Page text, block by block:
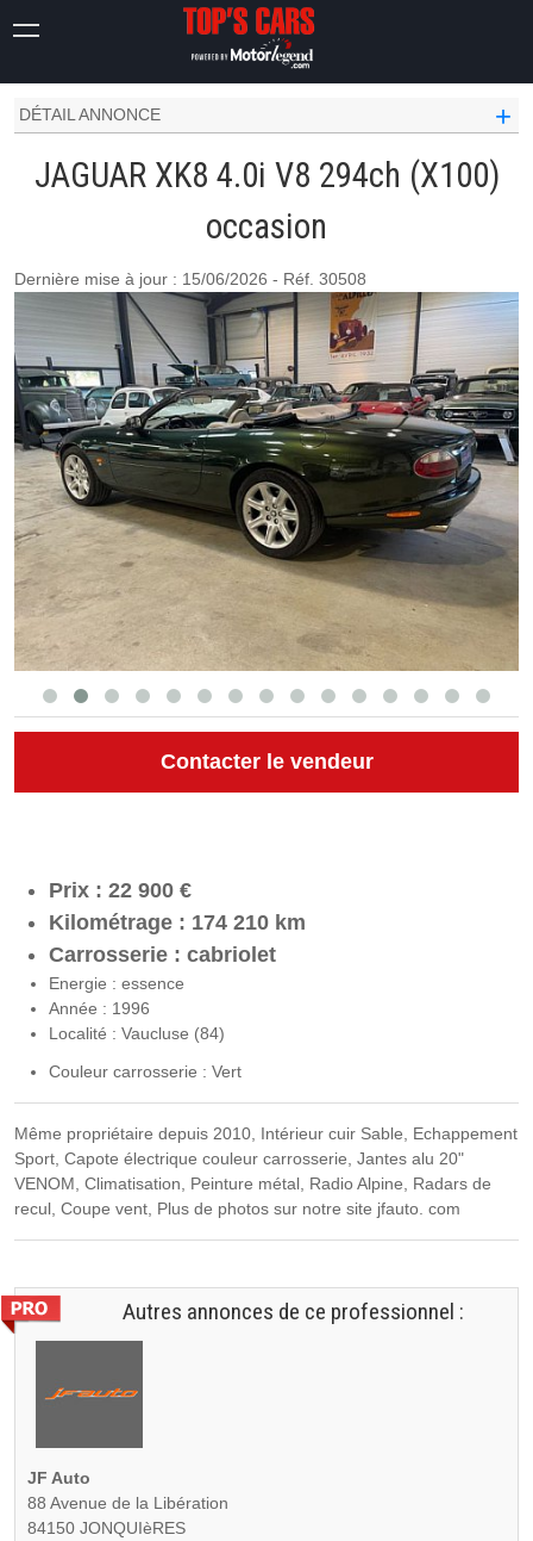
4.0I V8 294CH (X100)
DÉTAIL ANNONCE
+
JAGUAR XK8 4.0i V8 294ch (X100)
occasion
Dernière mise à jour : 15/06/2026 - Réf. 30508
Prix : 22 900 €
Kilométrage : 174 210 km
Carrosserie : cabriolet
Energie : essence
Année : 1996
Localité : Vaucluse (84)
Couleur carrosserie : Vert
Contacter le vendeur
Même propriétaire depuis 2010, Intérieur cuir Sable, Echappement
Sport, Capote électrique couleur carrosserie, Jantes alu 20"
VENOM, Climatisation, Peinture métal, Radio Alpine, Radars de
recul, Coupe vent, Plus de photos sur notre site jfauto. com
Autres annonces de ce professionnel :
JF Auto
88 Avenue de la Libération
84150 JONQUIèRES